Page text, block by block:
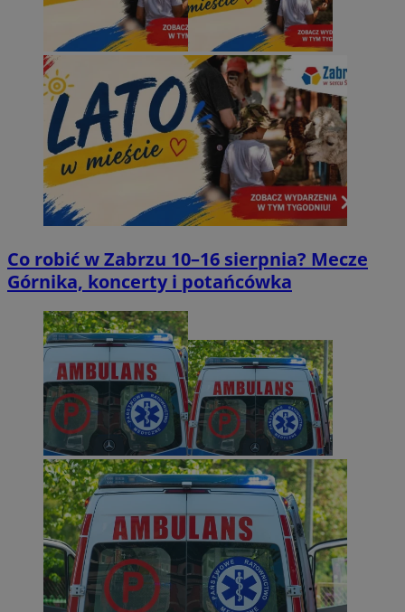
Co robić w Zabrzu 10–16 sierpnia? Mecze
Górnika, koncerty i potańcówka